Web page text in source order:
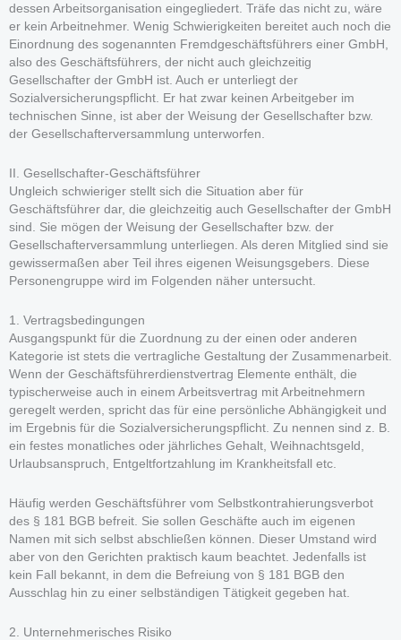
dessen Arbeitsorganisation eingegliedert. Träfe das nicht zu, wäre
er kein Arbeitnehmer. Wenig Schwierigkeiten bereitet auch noch die
Einordnung des sogenannten Fremdgeschäftsführers einer GmbH,
also des Geschäftsführers, der nicht auch gleichzeitig
Gesellschafter der GmbH ist. Auch er unterliegt der
Sozialversicherungspflicht. Er hat zwar keinen Arbeitgeber im
technischen Sinne, ist aber der Weisung der Gesellschafter bzw.
der Gesellschafterversammlung unterworfen.
II. Gesellschafter-Geschäftsführer
Ungleich schwieriger stellt sich die Situation aber für
Geschäftsführer dar, die gleichzeitig auch Gesellschafter der GmbH
sind. Sie mögen der Weisung der Gesellschafter bzw. der
Gesellschafterversammlung unterliegen. Als deren Mitglied sind sie
gewissermaßen aber Teil ihres eigenen Weisungsgebers. Diese
Personengruppe wird im Folgenden näher untersucht.
1. Vertragsbedingungen
Ausgangspunkt für die Zuordnung zu der einen oder anderen
Kategorie ist stets die vertragliche Gestaltung der Zusammenarbeit.
Wenn der Geschäftsführerdienstvertrag Elemente enthält, die
typischerweise auch in einem Arbeitsvertrag mit Arbeitnehmern
geregelt werden, spricht das für eine persönliche Abhängigkeit und
im Ergebnis für die Sozialversicherungspflicht. Zu nennen sind z. B.
ein festes monatliches oder jährliches Gehalt, Weihnachtsgeld,
Urlaubsanspruch, Entgeltfortzahlung im Krankheitsfall etc.
Häufig werden Geschäftsführer vom Selbstkontrahierungsverbot
des § 181 BGB befreit. Sie sollen Geschäfte auch im eigenen
Namen mit sich selbst abschließen können. Dieser Umstand wird
aber von den Gerichten praktisch kaum beachtet. Jedenfalls ist
kein Fall bekannt, in dem die Befreiung von § 181 BGB den
Ausschlag hin zu einer selbständigen Tätigkeit gegeben hat.
2. Unternehmerisches Risiko